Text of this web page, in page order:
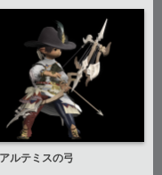
ルテミスの弓